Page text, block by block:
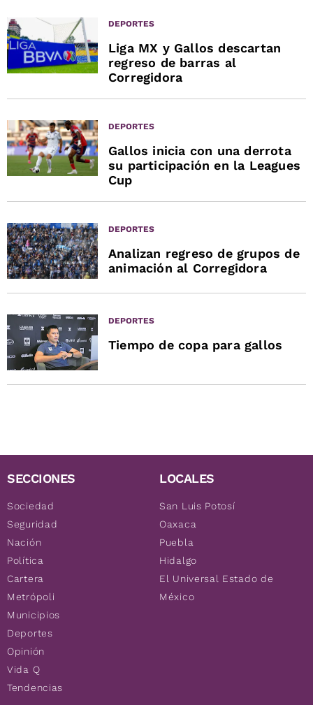
DEPORTES
Liga MX y Gallos descartan
regreso de barras al
Corregidora
DEPORTES
Gallos inicia con una derrota
su participación en la Leagues
Cup
DEPORTES
Analizan regreso de grupos de
animación al Corregidora
DEPORTES
Tiempo de copa para gallos
SECCIONES
Sociedad
Seguridad
Nación
Política
Cartera
Metrópoli
Municipios
Deportes
Opinión
Vida Q
Tendencias
LOCALES
San Luis Potosí
Oaxaca
Puebla
Hidalgo
El Universal Estado de
México